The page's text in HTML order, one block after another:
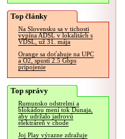
Top články
Na Slovensku sa v tichosti
vypína ADSL v lokalitách s
VDSL, už 31. mája
Orange sa doťahuje na UPC
a O2, spustí 2.5 Gbps
pripojenie
Top správy
Rumunsko odstrelmi a
blokádou mení tok Dunaja,
aby udržalo jadrovú
elektráreň v chode
Joj Play výrazne zdražuje